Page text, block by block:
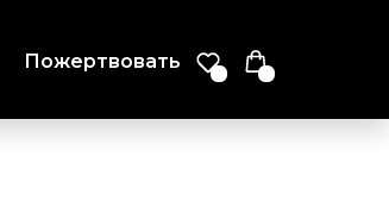
Пожертвовать